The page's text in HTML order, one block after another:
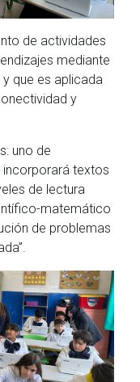
de actividades
mediante
que es aplicada
y
uno de
textos
de lectura
matemático
de problemas